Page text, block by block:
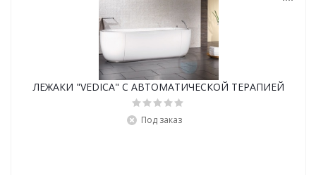
ЛЕЖАКИ "VEDICA" С АВТОМАТИЧЕСКОЙ ТЕРАПИЕЙ
Под заказ